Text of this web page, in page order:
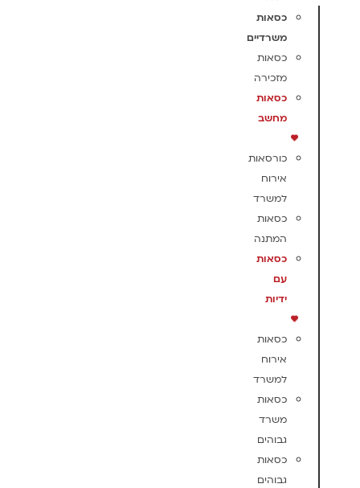
כסאות
משרדיים
כסאות
מזכירה
כסאות
מחשב
כורסאות
אירוח
למשרד
כסאות
המתנה
כסאות
עם
ידיות
כסאות
אירוח
למשרד
כסאות
משרד
גבוהים
כסאות
גבוהים